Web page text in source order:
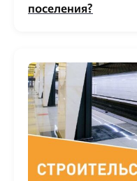
поселения?